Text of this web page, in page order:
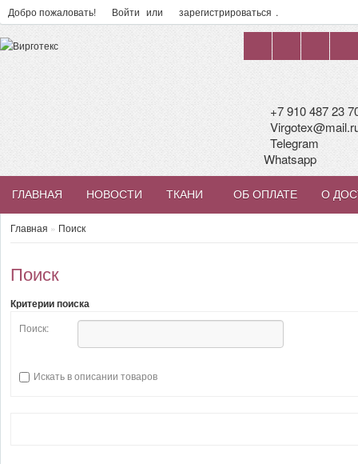
Добро пожаловать! Войти или зарегистрироваться .
+7 910 487 23
Telegram
Whatsapp
ГЛАВНАЯ НОВОСТИ ТКАНИ ОБ ОПЛАТЕ О
Главная » Поиск
Поиск
Критерии поиска
Поиск:
Искать в описании товаров